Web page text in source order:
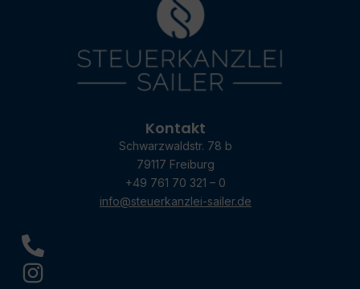
Kontakt
Schwarzwaldstr. 78 b
79117 Freiburg
+49 761 70 321 – 0
info@steuerkanzlei-sailer.de